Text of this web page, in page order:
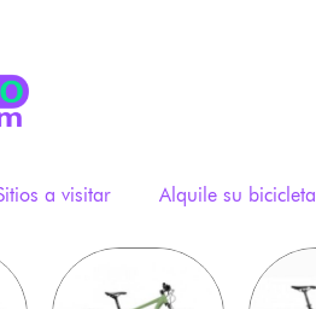
a visitar Alquile su bicicleta